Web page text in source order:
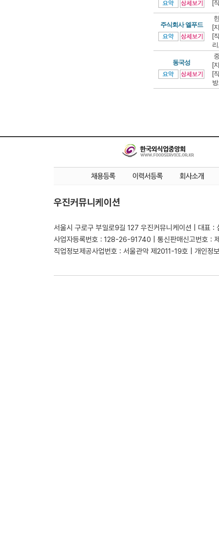
[
주식회사 엘푸드
[
[
동국성
[
[
우진커뮤니케이션
서울시 구로구 부일로9길 127 우진커뮤니케이션 | 대표 :
사업자등록번호 : 128-26-91740 | 통신판매신고번호 :
직업정보제공사업번호 : 서울관악 제2011-19호 | 개인정